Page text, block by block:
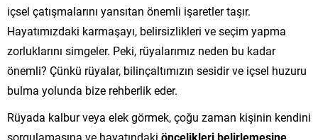
içsel çatışmalarını yansıtan önemli işaretler taşır.
Hayatımızdaki karmaşayı, belirsizlikleri ve seçim yapma
zorluklarını simgeler. Peki, rüyalarımız neden bu kadar
önemli? Çünkü rüyalar, bilinçaltımızın sesidir ve içsel huzuru
bulma yolunda bize rehberlik eder.
Rüyada kalbur veya elek görmek, çoğu zaman kişinin kendini
sorgulamasına ve hayatındaki öncelikleri belirlemesine